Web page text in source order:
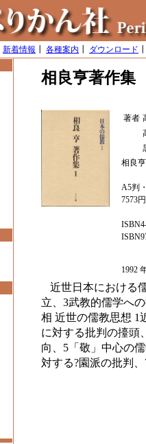
新着情報 各種案内 ダウンロード
相良亨著作
著者
相良
A5判
7573
1992
近世日本における
立、3武教的儒学へ
相 近世の儒教思想 1
に対する批判の擡
向、5「敬」中心の
対する?園派の批判